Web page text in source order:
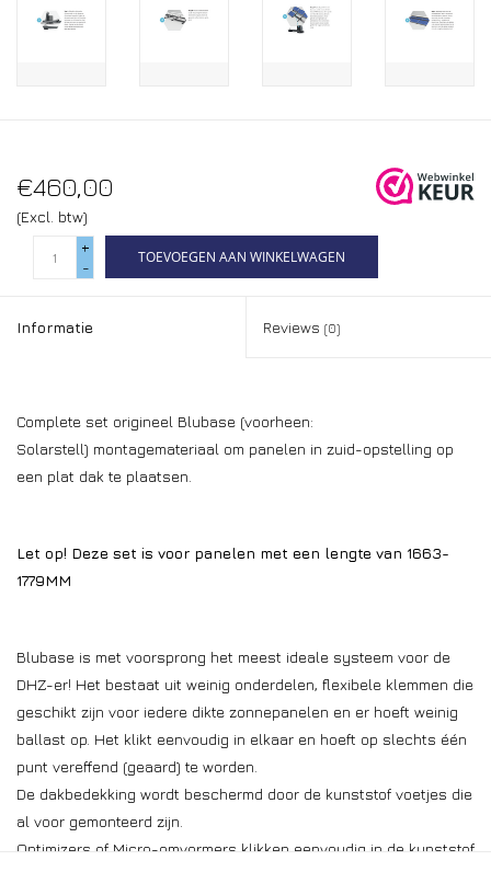
€460,00
(Excl. btw)
+
-
TOEVOEGEN AAN WINKELWAGEN
Informatie Reviews (0)
Complete set origineel Blubase (voorheen:
Solarstell) montagemateriaal om panelen in zuid-opstelling op
een plat dak te plaatsen.
Let op! Deze set is voor panelen met een lengte van 1663-
1779MM
Blubase is met voorsprong het meest ideale systeem voor de
DHZ-er! Het bestaat uit weinig onderdelen, flexibele klemmen die
geschikt zijn voor iedere dikte zonnepanelen en er hoeft weinig
ballast op. Het klikt eenvoudig in elkaar en hoeft op slechts één
punt vereffend (geaard) te worden.
De dakbedekking wordt beschermd door de kunststof voetjes die
al voor gemonteerd zijn.
Optimizers of Micro-omvormers klikken eenvoudig in de kunststof